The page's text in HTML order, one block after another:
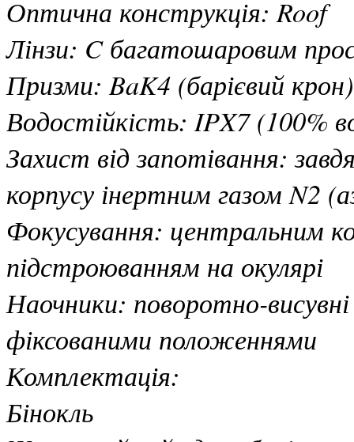
Оптична конструкція: Roof
Лінзи: C багатошаровим
Призми: BaK4 (барієвий крон)
Водостійкість: IPX7 (100%
Захист від запотівання:
корпусу інертним газом N2
Фокусування: центральним
підстроюванням на окулярі
Наочники: поворотно-
фіксованими положеннями
Комплектація:
Бінокль